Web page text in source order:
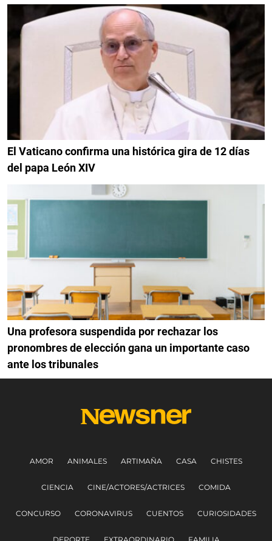
El Vaticano confirma una histórica gira de 12 días
del papa León XIV
Una profesora suspendida por rechazar los
pronombres de elección gana un importante caso
ante los tribunales
AMOR ANIMALES ARTIMAÑA CASA CHISTES
CIENCIA CINE/ACTORES/ACTRICES COMIDA
CONCURSO CORONAVIRUS CUENTOS CURIOSIDADES